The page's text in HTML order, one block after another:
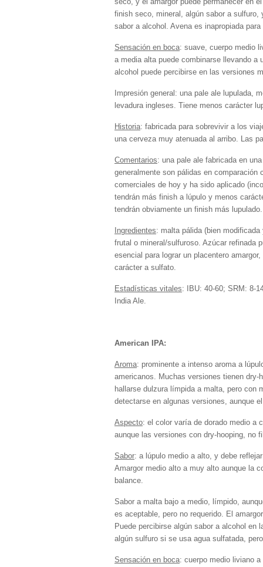
finish seco, mineral, algún sabor a
sabor a alcohol. Avena es inapropiada
Sensación en boca: suave, cuerpo medio
a media alta puede combinarse llevando a
alcohol puede percibirse en las versiones
Impresión general: una pale ale lupulada,
levadura ingleses. Tiene menos carácter
Historia: fabricada para sobrevivir a los
una cerveza muy atenuada al arribo. Las
Comentarios: una pale ale fabricada en
generalmente son pálidas en
comerciales de hoy y ha sido aplicado
tendrán más finish a lúpulo y menos
tendrán obviamente un finish más lupulado.
Ingredientes: malta pálida (bien
frutal o mineral/sulfuroso. Azúcar refinada
esencial para lograr un placentero
carácter a sulfato.
Estadísticas vitales: IBU: 40-60; SRM: 8-
India Ale.
American IPA:
Aroma: prominente a intenso aroma a
americanos. Muchas versiones tienen dry-
hallarse dulzura límpida a malta, pero con
detectarse en algunas versiones, aunque
Aspecto: el color varía de dorado medio a
aunque las versiones con dry-hooping, no
Sabor: a lúpulo medio a alto, y debe
Amargor medio alto a muy alto aunque la
balance.
Sabor a malta bajo a medio, límpido,
es aceptable, pero no requerido. El
Puede percibirse algún sabor a alcohol
algún sulfuro si se usa agua sulfatada,
Sensación en boca: cuerpo medio liviano